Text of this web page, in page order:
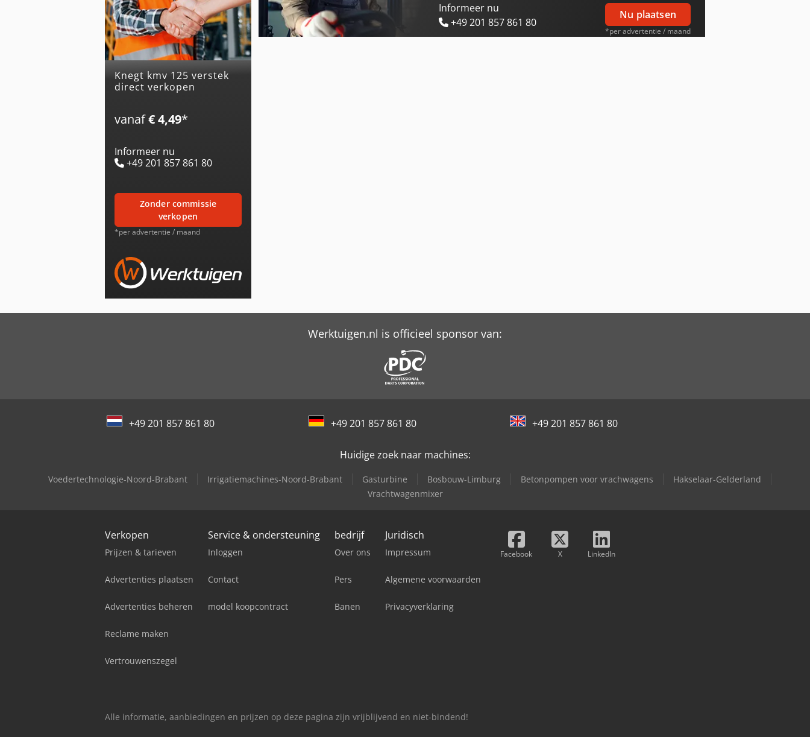
knegt kmv 125 verstek
direct verkopen
vanaf€ 4,49*
Informeer nu
+49 201 857 861 80
zonder commissie
verkopen
*per advertentie / maand
Informeer nu
+49 201 857 861 80
Nu plaatsen
*per advertentie / maand
Werktuigen.nl is officieel sponsor van:
+49 201 857 861 80 +49 201 857 861 80 +49 201 857 861 80
Huidige zoek naar machines:
Voedertechnologie-Noord-Brabant Irrigatiemachines-Noord-Brabant Gasturbine Bosbouw-Limburg Betonpompen voor vrachwagens
Hakselaar-Gelderland
Vrachtwagenmixer
Verkopen
Prijzen & tarieven
Advertenties plaatsen
Advertenties beheren
Reclame maken
Vertrouwenszegel
Service & ondersteuning
Inloggen
Contact
model koopcontract
bedrijf
Over ons
Pers
Banen
Juridisch
Impressum
Algemene voorwaarden
Privacyverklaring
Facebook X LinkedIn
Alle informatie, aanbiedingen en prijzen op deze pagina zijn vrijblijvend en niet-bindend!